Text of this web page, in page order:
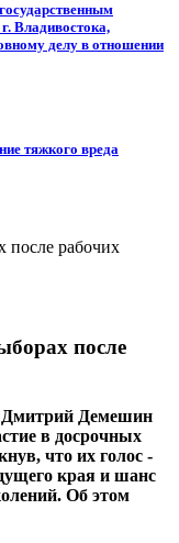
Владивостока,
делу в отношении
тяжкого вреда
после
Дмитрий Демешин
в досрочных
что их голос -
края и шанс
Об этом